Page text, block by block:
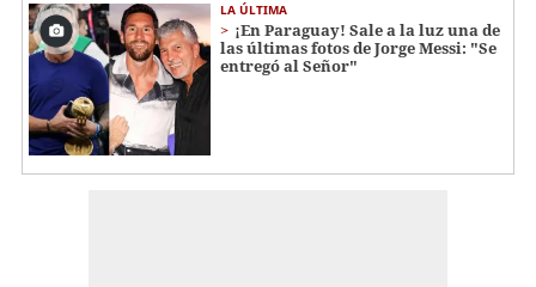
LA ÚLTIMA
¡En Paraguay! Sale a la luz una de
las últimas fotos de Jorge Messi: "Se
entregó al Señor"